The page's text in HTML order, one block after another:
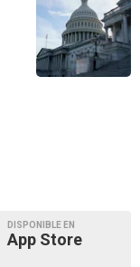
DISPONIBLE EN
App Store